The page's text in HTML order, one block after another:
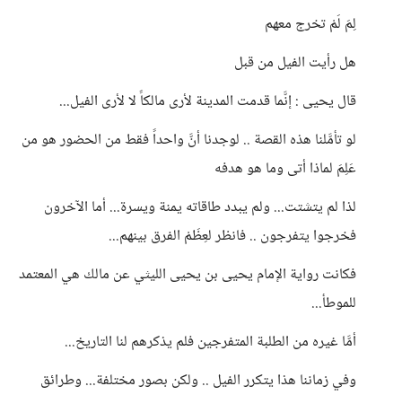
لِمَ لَمْ تخرج معهم
هل رأيت الفيل من قبل
️قال يحيى : إنَّما قدمت المدينة لأرى مالكاً لا لأرى الفيل...
لو تأمَّلنا هذه القصة .. لوجدنا أنَّ واحداً فقط من الحضور هو من
عَلِمَ لماذا أتى وما هو هدفه
لذا لم يتشتت... ولم يبدد طاقاته يمنة ويسرة... أما الآخرون
فخرجوا يتفرجون .. فانظر لعِظَمْ الفرق بينهم...
فكانت رواية الإمام يحيى بن يحيى الليثي عن مالك هي المعتمد
للموطأ...
أمَّا غيره من الطلبة المتفرجين فلم يذكرهم لنا التاريخ...
وفي زماننا هذا يتكرر الفيل .. ولكن بصور مختلفة... وطرائق